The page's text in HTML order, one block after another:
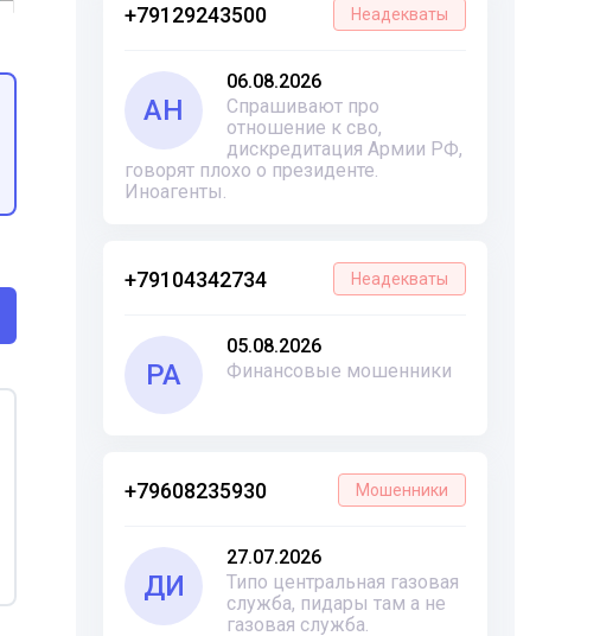
+79129243500 Неадекваты
АН
06.08.2026
Спрашивают про
отношение к сво,
дискредитация Армии РФ,
говорят плохо о президенте.
Иноагенты.
+79104342734 Неадекваты
РА
05.08.2026
Финансовые мошенники
+79608235930 Мошенники
ДИ
27.07.2026
Типо центральная газовая
служба, пидары там а не
газовая служба.